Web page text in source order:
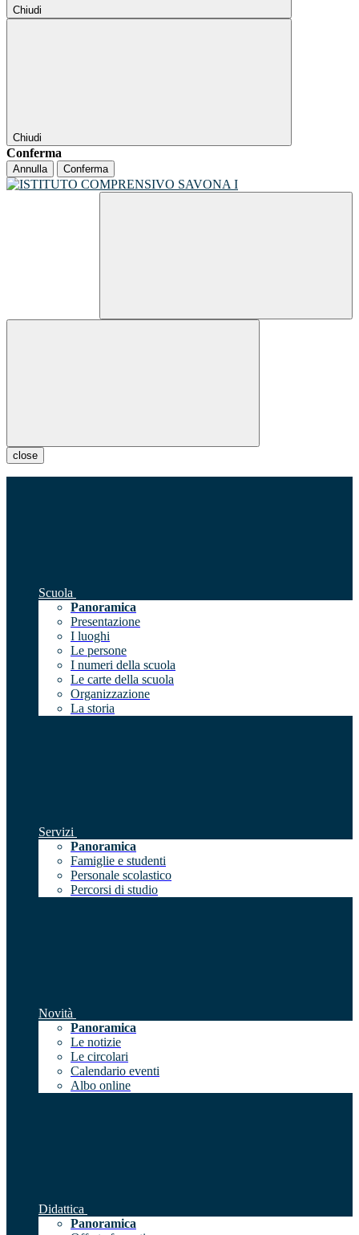
Chiudi
Chiudi
Conferma
Annulla Conferma
close
Scuola
Panoramica
Presentazione
I luoghi
Le persone
I numeri della scuola
Le carte della scuola
Organizzazione
La storia
Servizi
Panoramica
Famiglie e studenti
Personale scolastico
Percorsi di studio
Novità
Panoramica
Le notizie
Le circolari
Calendario eventi
Albo online
Didattica
Panoramica